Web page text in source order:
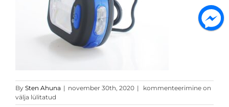
By Sten Ahuna | november 30th, 2020 | il90_2
kommenteerimine on
välja lülitatud